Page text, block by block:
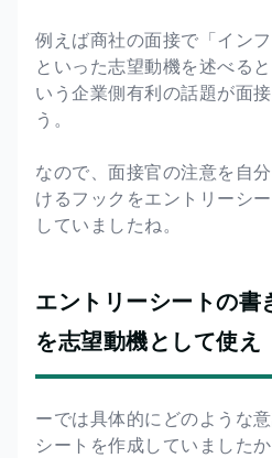
例えば商社の面接で「イン
といった志望動機を述べる
いう企業側有利の話題が面
う。
なので、面接官の注意を自
けるフックをエントリーシ
していましたね。
エントリーシートの
を志望動機として使え
ーでは具体的にどのような
シートを作成していましたか